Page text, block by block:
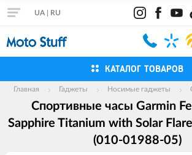
UA RU
КАТАЛОГ ТОВАРОВ
Главная Гаджеты Носимые гаджеты
Спортивные часы Garmin
Sapphire Titanium with Solar
(010-01988-05)